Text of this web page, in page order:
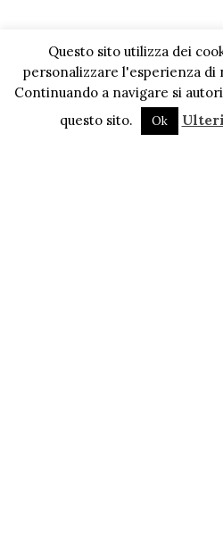
Questo sito utilizza dei
personalizzare l'esperienza di
Continuando a navigare si
questo sito.
Ok